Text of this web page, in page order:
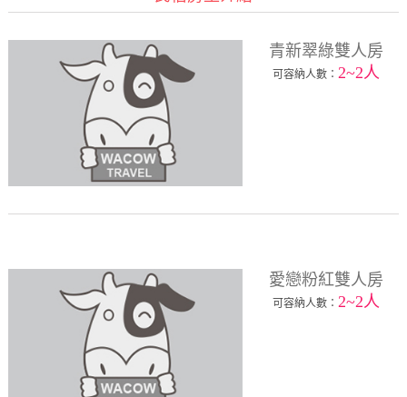
青新翠綠雙人房
可容納人數： 2~2人
愛戀粉紅雙人房
可容納人數：2~2人